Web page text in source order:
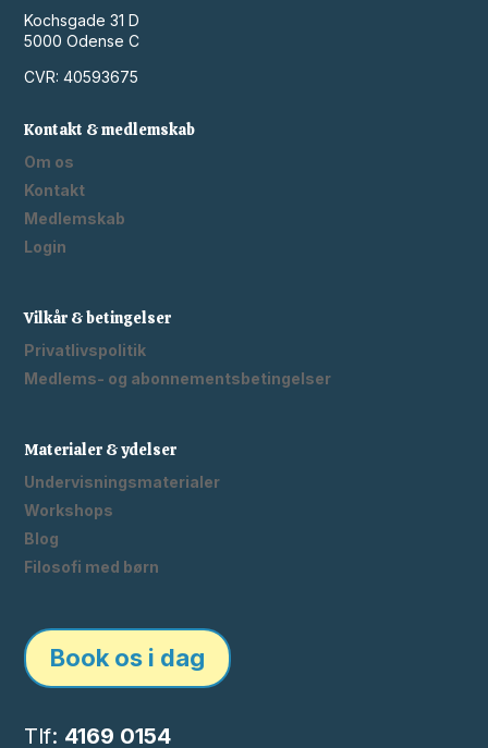
Kochsgade 31 D
5000 Odense C
CVR: 40593675
Kontakt & medlemskab
Om os
Kontakt
Medlemskab
Login
Vilkår & betingelser
Privatlivspolitik
Medlems- og abonnementsbetingelser
Materialer & ydelser
Undervisningsmaterialer
Workshops
Blog
Filosofi med børn
Book os i dag
Tlf: 4169 0154